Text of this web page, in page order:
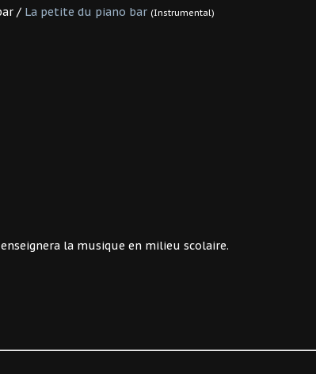
/ La petite du piano bar (Instrumental)
enseignera la musique en milieu scolaire.